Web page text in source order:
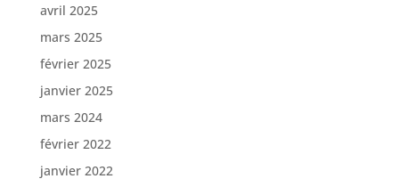
avril 2025
mars 2025
février 2025
janvier 2025
mars 2024
février 2022
janvier 2022